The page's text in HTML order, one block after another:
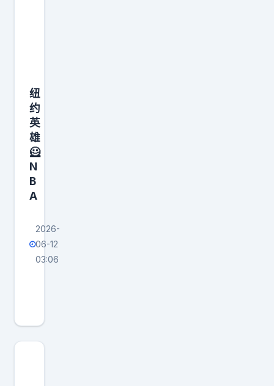
世
界
杯
揭
幕
战
，
没
有
选
纽
约
英
雄
🦸
N
B
A
2026-
06-12
03:06
雄
🦸